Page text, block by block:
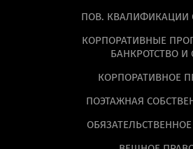
ПОВ. КВАЛИФИКАЦИИ
КОРПОРАТИВНЫЕ
БАНКРОТСТВО И
КОРПОРАТИВНОЕ
ПОЭТАЖНАЯ